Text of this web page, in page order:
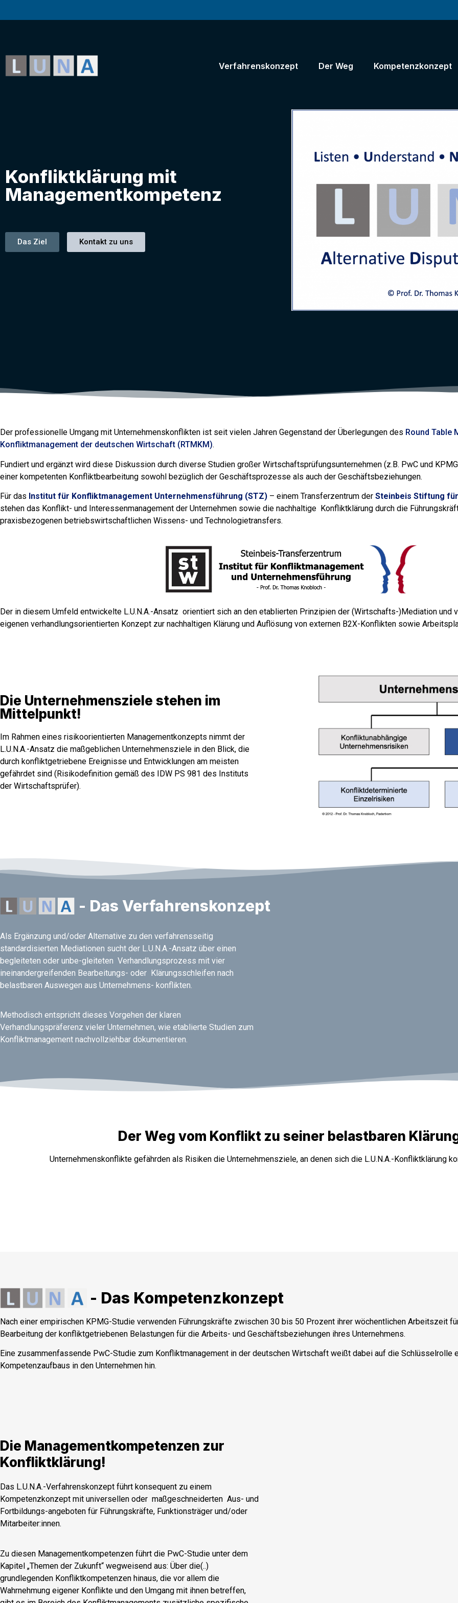
Verfahrenskonzept Der Weg Kompetenzkonzept
Konfliktklärung mit
Managementkompetenz
Das Ziel Kontakt zu uns
Der professionelle Umgang mit Unternehmenskonflikten ist seit vielen Jahren Gegenstand der Überlegungen des Round Table
Konfliktmanagement der deutschen Wirtschaft (RTMKM).
Fundiert und ergänzt wird diese Diskussion durch diverse Studien großer Wirtschaftsprüfungsunternehmen (z.B. PwC und
einer kompetenten Konfliktbearbeitung sowohl bezüglich der Geschäftsprozesse als auch der Geschäftsbeziehungen.
Für das Institut für Konfliktmanagement Unternehmensführung (STZ) – einem Transferzentrum der Steinbeis Stiftung
stehen das Konflikt- und Interessenmanagement der Unternehmen sowie die nachhaltige Konfliktklärung durch die
praxisbezogenen betriebswirtschaftlichen Wissens- und Technologietransfers.
Der in diesem Umfeld entwickelte L.U.N.A.-Ansatz orientiert sich an den etablierten Prinzipien der (Wirtschafts-)Mediation und
eigenen verhandlungsorientierten Konzept zur nachhaltigen Klärung und Auflösung von externen B2X-Konflikten sowie
Die Unternehmensziele stehen im
Mittelpunkt!
Im Rahmen eines risikoorientierten Managementkonzepts nimmt der
L.U.N.A.-Ansatz die maßgeblichen Unternehmensziele in den Blick, die
durch konfliktgetriebene Ereignisse und Entwicklungen am meisten
gefährdet sind (Risikodefinition gemäß des IDW PS 981 des Instituts
der Wirtschaftsprüfer).
- Das Verfahrenskonzept
Als Ergänzung und/oder Alternative zu den verfahrensseitig
standardisierten Mediationen sucht der L.U.N.A.-Ansatz über einen
begleiteten oder unbe-gleiteten Verhandlungsprozess mit vier
ineinandergreifenden Bearbeitungs- oder Klärungsschleifen nach
belastbaren Auswegen aus Unternehmens- konflikten.
Methodisch entspricht dieses Vorgehen der klaren
Verhandlungspräferenz vieler Unternehmen, wie etablierte Studien zum
Konfliktmanagement nachvollziehbar dokumentieren.
Der Weg vom Konflikt zu seiner belastbaren
Unternehmenskonflikte gefährden als Risiken die Unternehmensziele, an denen sich die L.U.N.A.-Konfliktklärung
- Das Kompetenzkonzept
Nach einer empirischen KPMG-Studie verwenden Führungskräfte zwischen 30 bis 50 Prozent ihrer wöchentlichen Arbeitszeit
Bearbeitung der konfliktgetriebenen Belastungen für die Arbeits- und Geschäftsbeziehungen ihres Unternehmens.
Eine zusammenfassende PwC-Studie zum Konfliktmanagement in der deutschen Wirtschaft weißt dabei auf die Schlüsselrolle
Kompetenzaufbaus in den Unternehmen hin.
Die Managementkompetenzen zur
Konfliktklärung!
Das L.U.N.A.-Verfahrenskonzept führt konsequent zu einem
Kompetenzkonzept mit universellen oder maßgeschneiderten Aus- und
Fortbildungs-angeboten für Führungskräfte, Funktionsträger und/oder
Mitarbeiter:innen.
Zu diesen Managementkompetenzen führt die PwC-Studie unter dem
Kapitel „Themen der Zukunft“ wegweisend aus: Über die(..)
grundlegenden Konfliktkompetenzen hinaus, die vor allem die
Wahrnehmung eigener Konflikte und den Umgang mit ihnen betreffen,